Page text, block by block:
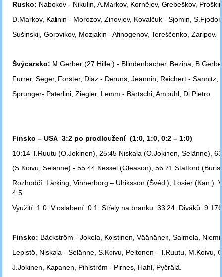
Rusko: Nabokov - Nikulin, A.Markov, Kornějev, Grebeškov,
D.Markov, Kalinin - Morozov, Zinovjev, Kovalčuk - Sjomin,
Sušinskij, Gorovikov, Mozjakin - Afinogenov, Tereščenko, Zaripov.
Švýcarsko: M.Gerber (27.Hiller) - Blindenbacher, Bezina,
Furrer, Seger, Forster, Diaz - Deruns, Jeannin, Reichert - Sannitz,
Sprunger- Paterlini, Ziegler, Lemm - Bärtschi, Ambühl, Di Pietro.
Finsko – USA 3:2 po prodloužení (1:0, 1:0, 0:2 – 1:0)
10:14 T.Ruutu (O.Jokinen), 25:45 Niskala (O.Jokinen, Selänne),
(S.Koivu, Selänne) - 55:44 Kessel (Gleason), 56:21 Stafford
Rozhodčí: Lärking, Vinnerborg – Ulriksson (Švéd.), Losier (Kan.).
4:5.
Využití: 1:0. V oslabení: 0:1. Střely na branku: 33:24. Diváků: 9
Finsko: Bäckström - Jokela, Koistinen, Väänänen, Salmela,
Lepistö, Niskala - Selänne, S.Koivu, Peltonen - T.Ruutu, M.Koivu,
J.Jokinen, Kapanen, Pihlström - Pirnes, Hahl, Pyörälä.